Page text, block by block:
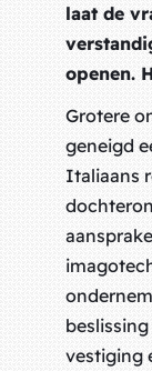
laat de
openen.
Grotere
geneigd
Italiaans
vestiging